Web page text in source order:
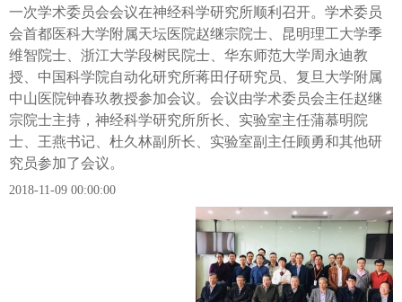
一次学术委员会会议在神经科学研究所顺利召开。学术委员
会首都医科大学附属天坛医院赵继宗院士、昆明理工大学季
维智院士、浙江大学段树民院士、华东师范大学周永迪教
授、中国科学院自动化研究所蒋田仔研究员、复旦大学附属
中山医院钟春玖教授参加会议。会议由学术委员会主任赵继
宗院士主持，神经科学研究所所长、实验室主任蒲慕明院
士、王燕书记、杜久林副所长、实验室副主任顾勇和其他研
究员参加了会议。
2018-11-09 00:00:00